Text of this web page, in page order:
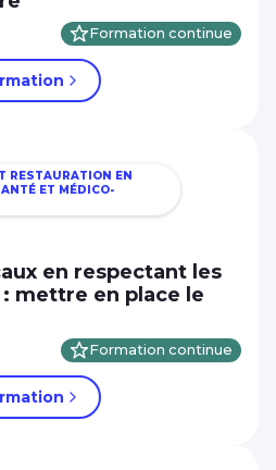
Formation continue
RESTAURATION EN
ET MÉDICO-
en respectant les
mettre en place le
Formation continue